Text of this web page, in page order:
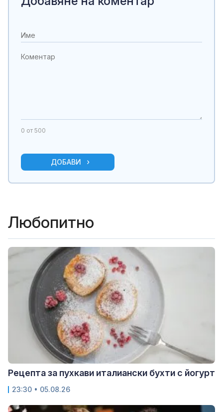
0 от 500
ДОБАВИ
Любопитно
Рецепта за пухкави италиански бухти с йогурт
23:30 • 05.08.26